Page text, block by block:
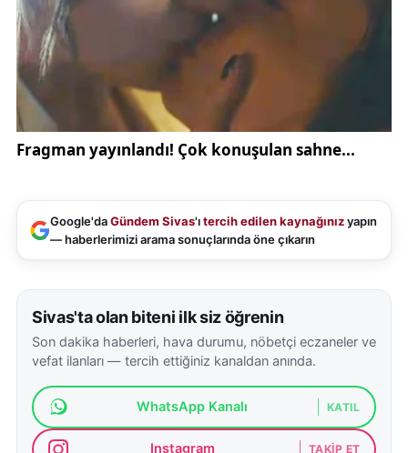
Google'daGündem Sivas'ıtercih edilen kaynağınızyapın
— haberlerimizi arama sonuçlarında öne çıkarın
Sivas'ta olan biteni ilk siz öğrenin
Son dakika haberleri, hava durumu, nöbetçi eczaneler ve
vefat ilanları — tercih ettiğiniz kanaldan anında.
WhatsApp Kanalı KATIL
Instagram TAKIP ET